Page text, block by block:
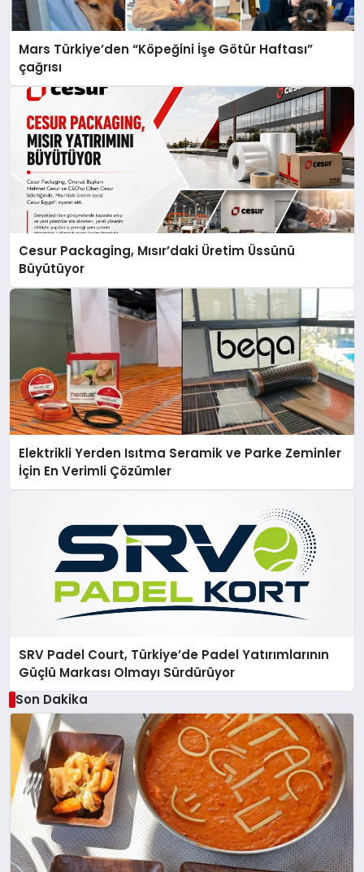
Mars Türkiye’den “Köpeğini İşe Götür Haftası”
çağrısı
Cesur Packaging, Mısır’daki Üretim Üssünü
Büyütüyor
Elektrikli Yerden Isıtma Seramik ve Parke Zeminler
İçin En Verimli Çözümler
SRV Padel Court, Türkiye’de Padel Yatırımlarının
Güçlü Markası Olmayı Sürdürüyor
Son Dakika